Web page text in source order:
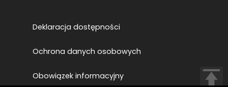
Deklaracja dostępności
Ochrona danych osobowych
Obowiązek informacyjny